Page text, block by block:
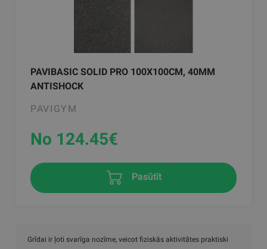
PAVIBASIC SOLID PRO 100X100CM, 40MM
ANTISHOCK
PAVIGYM
No 124.45€
Pasūtīt
Grīdai ir ļoti svarīga nozīme, veicot fiziskās aktivitātes praktiski